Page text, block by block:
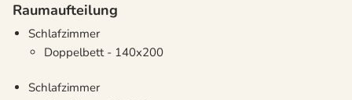
Raumaufteilung
Schlafzimmer
Doppelbett - 140x200
Schlafzimmer